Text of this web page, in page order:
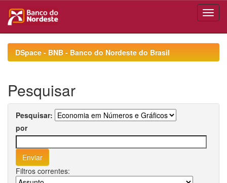
navigationDSpace - BNB - Banco do Nordeste do Brasil
Pesquisar
Pesquisar:
por
Filtros correntes: